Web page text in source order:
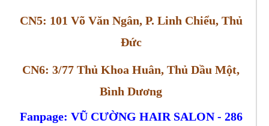
CN5: 101 Võ Văn Ngân, P. Linh Chiểu, Thủ
Đức
CN6: 3/77 Thủ Khoa Huân, Thủ Dầu Một,
Bình Dương
Fanpage: VŨ CƯỜNG HAIR SALON - 286